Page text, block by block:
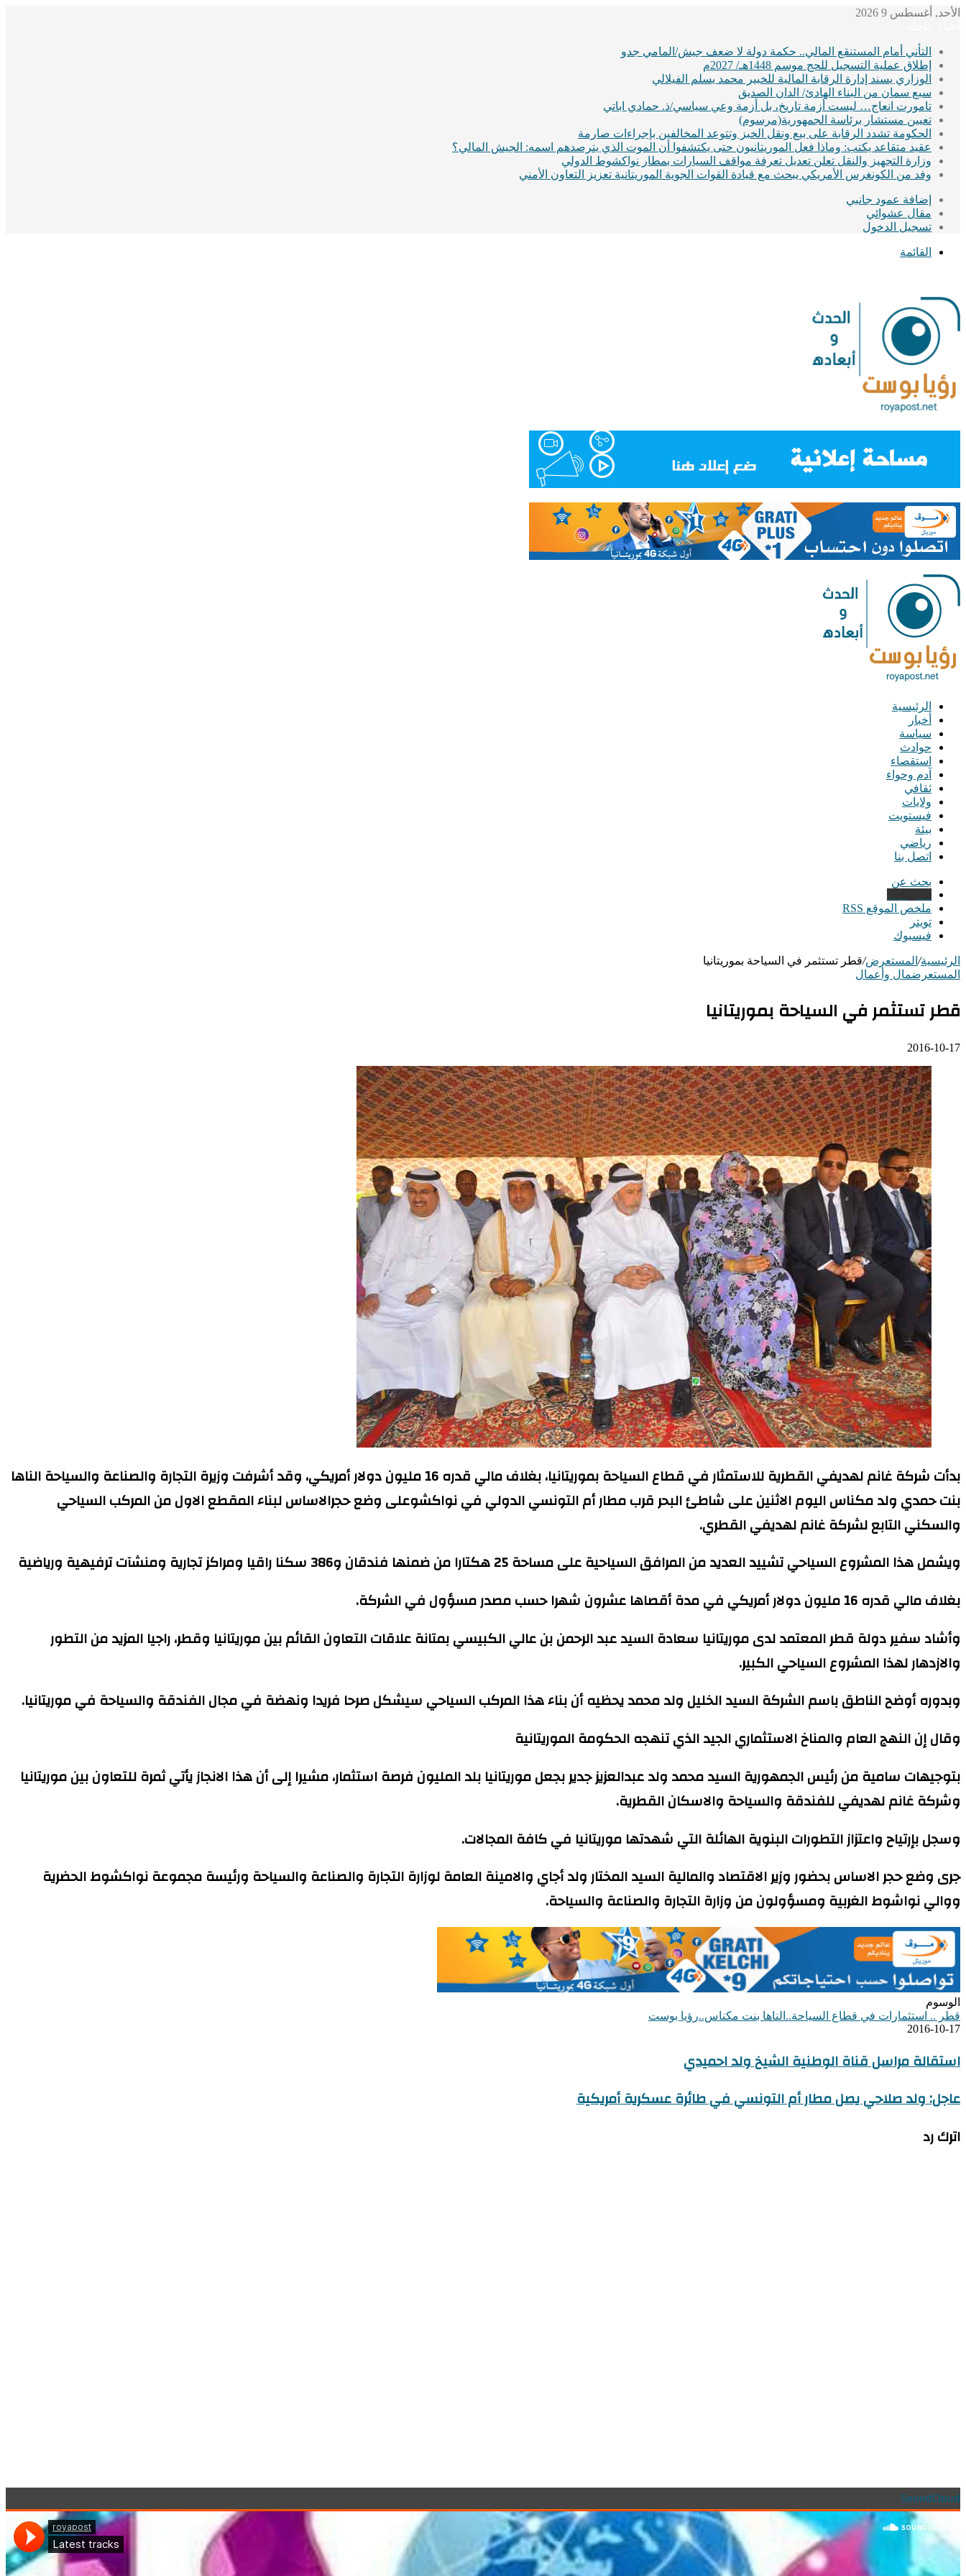
الأحد, أغسطس 9 2026
التأني أمام المستنقع المالي.. حكمة دولة لا ضعف جيش/المامي جدو
إطلاق عملية التسجيل للحج موسم 1448هـ/ 2027م
الوزاري يسند إدارة الرقابة المالية للخبير محمد يسلم الفيلالي
سبع سمان من البناء الهادئ/ الدان الصديق
تامورت انعاج… ليست أزمة تاريخ، بل أزمة وعي سياسي/ذ. حمادي اباتي
تعيين مستشار برئاسة الجمهورية(مرسوم)
الحكومة تشدد الرقابة على بيع ونقل الخبز وتتوعد المخالفين بإجراءات صارمة
عقيد متقاعد يكتب: وماذا فعل الموريتانيون حتى يكتشفوا أن الموت الذي يترصدهم اسمه: الجيش المالي؟
وزارة التجهيز والنقل تعلن تعديل تعرفة مواقف السيارات بمطار نواكشوط الدولي
وفد من الكونغرس الأمريكي يبحث مع قيادة القوات الجوية الموريتانية تعزيز التعاون الأمني
إضافة عمود جانبي
مقال عشوائي
تسجيل الدخول
القائمة
الرئيسية
أخبار
سياسة
حوادث
استقصاء
آدم وحواء
ثقافي
ولايات
فيستويت
بيئة
رياضي
اتصل بنا
بحث عن
ملخص الموقع RSS
تويتر
فيسبوك
الرئيسية/ المستعرض/قطر تستثمر في السياحة بموريتانيا
المستعرضمال وأعمال
قطر تستثمر في السياحة بموريتانيا
2016-10-17
بدأت شركة غانم لهديفي القطرية للاستمثار في قطاع السياحة بموريتانيا، بغلاف مالي قدره 16 مليون دولار أمريكي، وقد أشرفت وزيرة التجارة والصناعة والسياحة الناها
بنت حمدي ولد مكناس اليوم الاثنين على شاطئ البحر قرب مطار أم التونسي الدولي في نواكشوعلى وضع حجرالاساس لبناء المقطع الاول من المركب السياحي
والسكني التابع لشركة غانم لهديفي القطري.
ويشمل هذا المشروع السياحي تشييد العديد من المرافق السياحية على مساحة 25 هكتارا من ضمنها فندقان و386 سكنا راقيا ومراكز تجارية ومنشآت ترفيهية ورياضية
بغلاف مالي قدره 16 مليون دولار أمريكي في مدة أقصاها عشرون شهرا حسب مصدر مسؤول في الشركة.
وأشاد سفير دولة قطر المعتمد لدى موريتانيا سعادة السيد عبد الرحمن بن عالي الكبيسي بمتانة علاقات التعاون القائم بين موريتانيا وقطر، راجيا المزيد من التطور
والازدهار لهذا المشروع السياحي الكبير.
وبدوره أوضح الناطق باسم الشركة السيد الخليل ولد محمد يحظيه أن بناء هذا المركب السياحي سيشكل صرحا فريدا ونهضة في مجال الفندقة والسياحة في موريتانيا.
وقال إن النهج العام والمناخ الاستثماري الجيد الذي تنهجه الحكومة الموريتانية
بتوجيهات سامية من رئيس الجمهورية السيد محمد ولد عبدالعزيز جدير بجعل موريتانيا بلد المليون فرصة استثمار، مشيرا إلى أن هذا الانجاز يأتي ثمرة للتعاون بين موريتانيا
وشركة غانم لهديفي للفندقة والسياحة والاسكان القطرية.
وسجل بإرتياح واعتزاز التطورات البنوية الهائلة التي شهدتها موريتانيا في كافة المجالات.
جرى وضع حجر الاساس بحضور وزير الاقتصاد والمالية السيد المختار ولد أجاي والامينة العامة لوزارة التجارة والصناعة والسياحة ورئيسة مجموعة نواكشوط الحضرية
ووالي نواشوط الغربية ومسؤولون من وزارة التجارة والصناعة والسياحة.
الوسوم
قطر .. استثمارات في قطاع السياحة..الناها بنت مكناس..رؤيا بوست
2016-10-17
استقالة مراسل قناة الوطنية الشيخ ولد احميدي
عاجل: ولد صلاحي يصل مطار أم التونسي في طائرة عسكرية أمريكية
اترك رد
SoundCloud